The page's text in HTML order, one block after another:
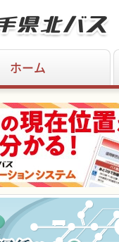
ホーム